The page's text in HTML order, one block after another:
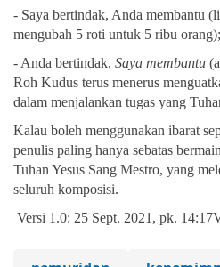
- Saya bertindak, Anda membantu
mengubah 5 roti untuk 5 ribu orang);
- Anda bertindak, Saya membantu
Roh Kudus terus menerus
dalam menjalankan tugas yang
Kalau boleh menggunakan ibarat
penulis paling hanya sebatas
Tuhan Yesus Sang Mestro, yang
seluruh komposisi.
Versi 1.0: 25 Sept. 2021, pk. 14:17